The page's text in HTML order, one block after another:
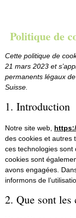
Politique de
Cette politique de
21 mars 2023 et
permanents légaux
Suisse.
1. Introduction
Notre site web,
des cookies et autres
ces technologies
cookies sont
avons engagées.
informons de
2. Que sont les